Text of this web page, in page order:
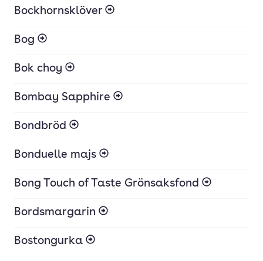
Bockhornsklöver
Bog
Bok choy
Bombay Sapphire
Bondbröd
Bonduelle majs
Bong Touch of Taste Grönsaksfond
Bordsmargarin
Bostongurka